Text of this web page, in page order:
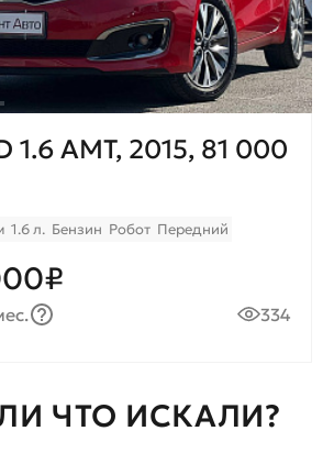
1.6 AMT, 2015, 81 000
1.6 л. Бензин Робот Передний
334
ЧТО ИСКАЛИ?